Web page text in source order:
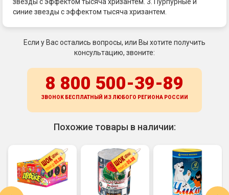
звезды с эффектом тысяча хризантем. 3. Пурпурные и
синие звезды с эффектом тысяча хризантем.
Если у Вас остались вопросы, или Вы хотите получить
консультацию, звоните:
8 800 500-39-89
ЗВОНОК БЕСПЛАТНЫЙ ИЗ ЛЮБОГО РЕГИОНА РОССИИ
Похожие товары в наличии: